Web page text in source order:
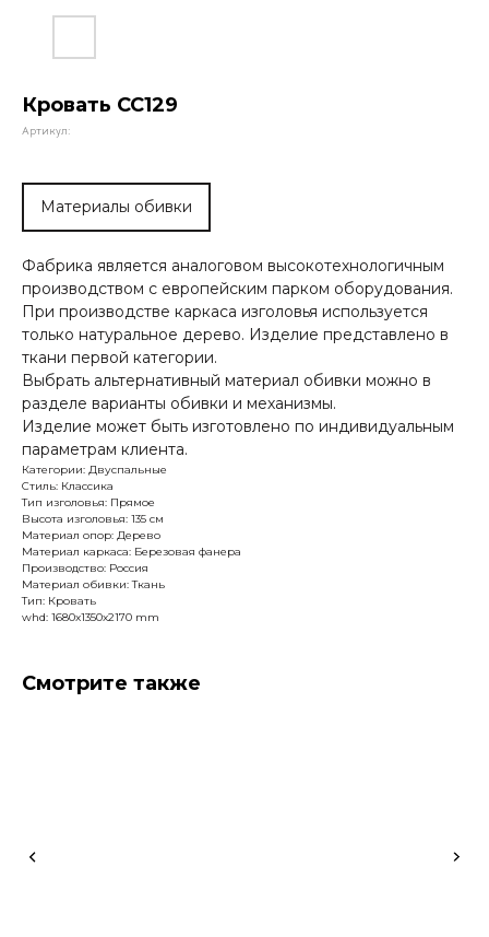
Кровать СС129
Артикул:
Материалы обивки
Фабрика является аналоговом высокотехнологичным
производством с европейским парком оборудования.
При производстве каркаса изголовья используется
только натуральное дерево. Изделие представлено в
ткани первой категории.
Выбрать альтернативный материал обивки можно в
разделе варианты обивки и механизмы.
Изделие может быть изготовлено по индивидуальным
параметрам клиента.
Категории: Двуспальные
Стиль: Классика
Тип изголовья: Прямое
Высота изголовья: 135 см
Материал опор: Дерево
Материал каркаса: Березовая фанера
Производство: Россия
Материал обивки: Ткань
Тип: Кровать
whd: 1680x1350x2170 mm
Смотрите также